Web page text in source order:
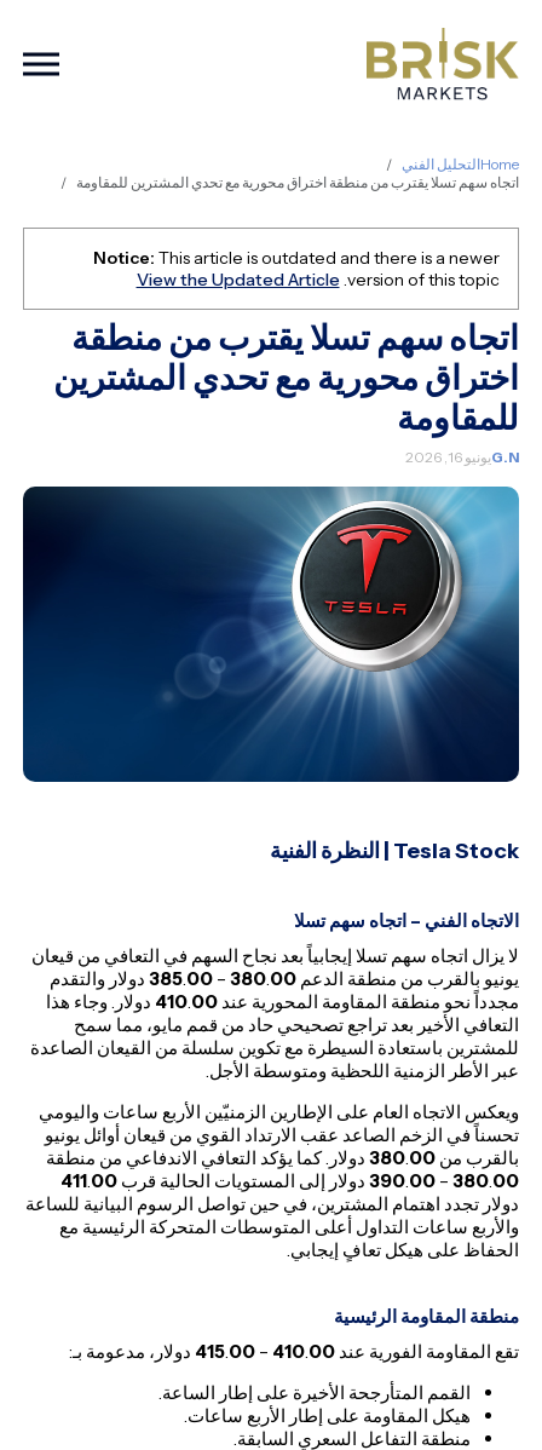
Homeالتحليل الفني
اتجاه سهم تسلا يقترب من منطقة اختراق محورية مع تحدي المشترين للمقاومة
Notice: This article is outdated and there is a newer
version of this topic.
View the Updated Article
اتجاه سهم تسلا يقترب من منطقة
اختراق محورية مع تحدي المشترين
للمقاومة
G.Nيونيو 16, 2026
Tesla Stock | النظرة الفنية
الاتجاه الفني – اتجاه سهم تسلا
لا يزال اتجاه سهم تسلا إيجابياً بعد نجاح السهم في التعافي من قيعان
يونيو بالقرب من منطقة الدعم
380.00
–
385.00
دولار والتقدم
مجدداً نحو منطقة المقاومة المحورية عند
410.00
دولار. وجاء هذا
التعافي الأخير بعد تراجع تصحيحي حاد من قمم مايو، مما سمح
للمشترين باستعادة السيطرة مع تكوين سلسلة من القيعان الصاعدة
عبر الأطر الزمنية اللحظية ومتوسطة الأجل.
ويعكس الاتجاه العام على الإطارين الزمنيّين الأربع ساعات واليومي
تحسناً في الزخم الصاعد عقب الارتداد القوي من قيعان أوائل يونيو
بالقرب من
380.00
دولار. كما يؤكد التعافي الاندفاعي من منطقة
380.00
–
390.00 دولار إلى المستويات الحالية قرب 411.00
دولار تجدد اهتمام المشترين، في حين تواصل الرسوم البيانية للساعة
والأربع ساعات التداول أعلى المتوسطات المتحركة الرئيسية مع
الحفاظ على هيكل تعافٍ إيجابي.
منطقة المقاومة الرئيسية
تقع المقاومة الفورية عند
410.00
–
415.00
دولار، مدعومة بـ:
القمم المتأرجحة الأخيرة على إطار الساعة.
هيكل المقاومة على إطار الأربع ساعات.
منطقة التفاعل السعري السابقة.